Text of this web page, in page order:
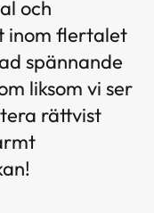
och
inom flertalet
spännande
liksom vi ser
rättvist